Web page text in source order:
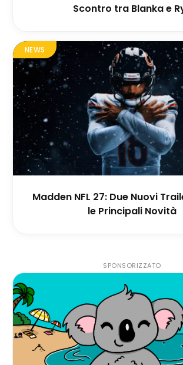
Scontro tra Blanka e
NEWS
Madden NFL 27: Due Nuovi
le Principali Novità
SPONSORIZZATO